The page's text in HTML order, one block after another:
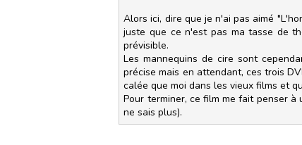
Alors ici, dire que je n'ai pas aimé
juste que ce n'est pas ma tasse de
prévisible.
Les mannequins de cire sont
précise mais en attendant, ces trois
calée que moi dans les vieux films et
Pour terminer, ce film me fait penser
ne sais plus).